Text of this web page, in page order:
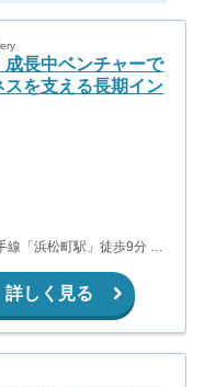
成長中ベンチャーで
スを支える長期イン
線「浜松町駅」徒歩9分 ※
となります。
詳しく見る